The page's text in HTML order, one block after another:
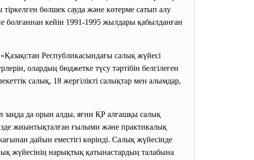
тіркелген бөлшек сауда және көтерме сатып алу
болғаннан кейін 1991-1995 жылдары қабылданған
Республикасындағы салық жүйесі
олардың бюджетке түсу тәртібін белгілеген
салық, 18 жергілікті салықтар мен алымдар,
заңда да орын алды, яғни ҚР алғашқы салық
жиынтықталған ғылыми және практикалық
дайын еместігі көрінді. Салық жүйесінде
жүйесінің нарықтық қатынастардың талабына